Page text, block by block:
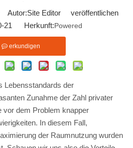
Editor veröffentlichen
21 Herkunft:Powered
erkundigen
Lebensstandards der
Zunahme der Zahl privater
vor dem Problem knapper
In diesem Fall,
der Raumnutzung wurden